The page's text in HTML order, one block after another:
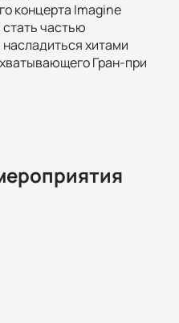
концерта Imagine
частью
хитами
Гран-при